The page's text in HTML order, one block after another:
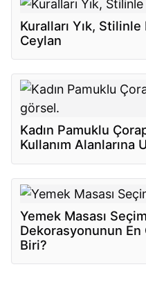
Kuralları Yık,
Ceylan
Kadın Pamuklu
Kullanım Alanlarına
Yemek Masası
Dekorasyonunun En
Biri?